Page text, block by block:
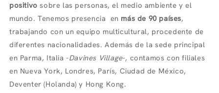
positivosobre las personas, el medio ambiente y el
mundo. Tenemos presencia en más de 90 países,
trabajando con un equipo multicultural, procedente de
diferentes nacionalidades. Además de la sede principal
en Parma, Italia -Davines Village-, contamos con filiales
en Nueva York, Londres, París, Ciudad de México,
Deventer (Holanda) y Hong Kong.